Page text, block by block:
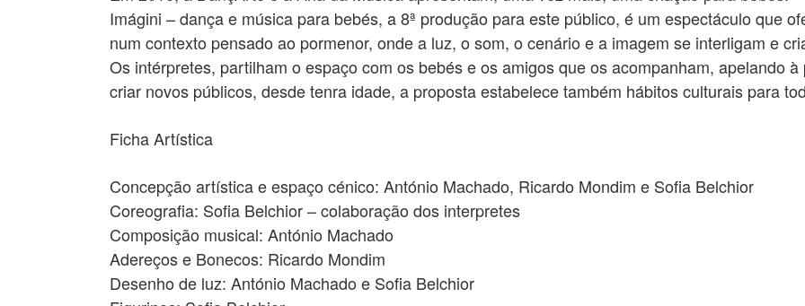
Imágini – dança e música para bebés, a 8ª produção para este público, é um espectáculo que
num contexto pensado ao pormenor, onde a luz, o som, o cenário e a imagem se interligam e
Os intérpretes, partilham o espaço com os bebés e os amigos que os acompanham, apelando
criar novos públicos, desde tenra idade, a proposta estabelece também hábitos culturais para
Ficha Artística
Concepção artística e espaço cénico: António Machado, Ricardo Mondim e Sofia Belchior
Coreografia: Sofia Belchior – colaboração dos interpretes
Composição musical: António Machado
Adereços e Bonecos: Ricardo Mondim
Desenho de luz: António Machado e Sofia Belchior